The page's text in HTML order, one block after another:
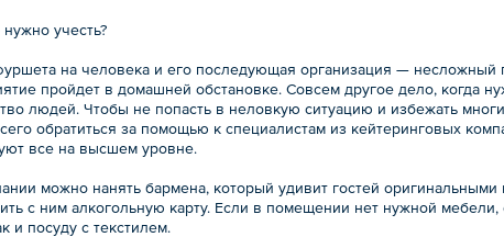
учесть?
на человека и его последующая организация — несложный
пройдет в домашней обстановке. Совсем другое дело, когда
людей. Чтобы не попасть в неловкую ситуацию и избежать
обратиться за помощью к специалистам из кейтеринговых
все на высшем уровне.
можно нанять бармена, который удивит гостей
с ним алкогольную карту. Если в помещении нет нужной
и посуду с текстилем.